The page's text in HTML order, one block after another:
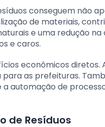
conseguem não
de materiais,
e uma redução
e caros.
econômicos diretos.
as prefeituras.
automação de
de Resíduos